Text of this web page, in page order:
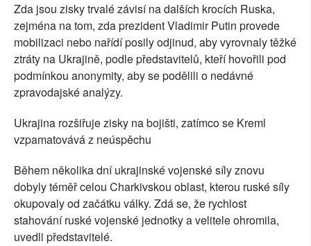
Zda jsou zisky trvalé závisí na dalších krocích Ruska,
zejména na tom, zda prezident Vladimir Putin provede
mobilizaci nebo nařídí posily odjinud, aby vyrovnaly těžké
ztráty na Ukrajině, podle představitelů, kteří hovořili pod
podmínkou anonymity, aby se podělili o nedávné
zpravodajské analýzy.
Ukrajina rozšiřuje zisky na bojišti, zatímco se Kreml
vzpamatovává z neúspěchu
Během několika dní ukrajinské vojenské síly znovu
dobyly téměř celou Charkivskou oblast, kterou ruské síly
okupovaly od začátku války. Zdá se, že rychlost
stahování ruské vojenské jednotky a velitele ohromila,
uvedli představitelé.